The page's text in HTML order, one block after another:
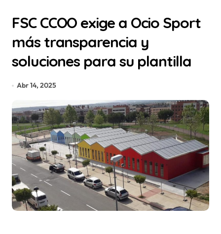
FSC CCOO exige a Ocio Sport
más transparencia y
soluciones para su plantilla
Abr 14, 2025